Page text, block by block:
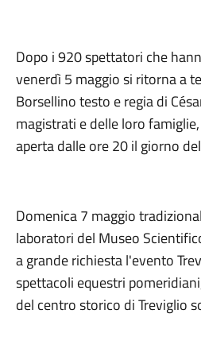
Dopo i 920 spettatori che
venerdì 5 maggio si ritorna a
Borsellino testo e regia di
magistrati e delle loro
aperta dalle ore 20 il giorno
Domenica 7 maggio
laboratori del Museo
a grande richiesta l'evento
spettacoli equestri
del centro storico di Treviglio